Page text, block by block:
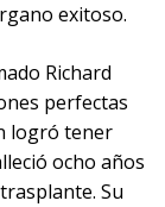
exitoso.
Richard
perfectas
logró tener
ocho años
Su